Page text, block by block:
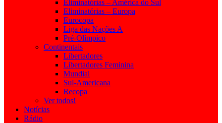
Eliminatórias – América do Sul
Eliminatórias – Europa
Eurocopa
Liga das Nações A
Pré-Olímpico
Continentais
Libertadores
Libertadores Feminina
Mundial
Sul-Americana
Recopa
Ver todos!
Notícias
Rádio